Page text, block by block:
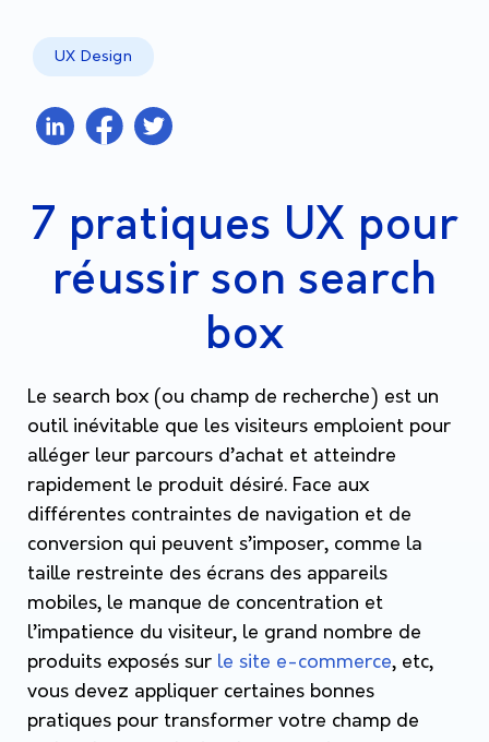
UX Design
7 pratiques UX pour
réussir son search
box
Le search box (ou champ de recherche) est un
outil inévitable que les visiteurs emploient pour
alléger leur parcours d’achat et atteindre
rapidement le produit désiré. Face aux
différentes contraintes de navigation et de
conversion qui peuvent s’imposer, comme la
taille restreinte des écrans des appareils
mobiles, le manque de concentration et
l’impatience du visiteur, le grand nombre de
produits exposés sur le site e-commerce, etc,
vous devez appliquer certaines bonnes
pratiques pour transformer votre champ de